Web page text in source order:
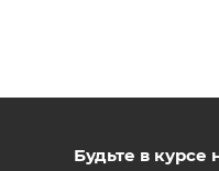
которая препятствует
экстракта трюфеля
Будьте в